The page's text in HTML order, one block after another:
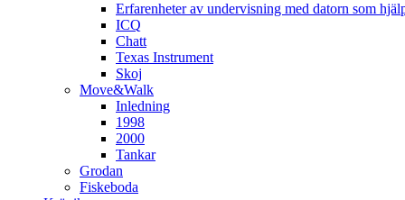
Erfarenheter av undervisning med datorn som
ICQ
Chatt
Texas Instrument
Skoj
Move&Walk
Inledning
1998
2000
Tankar
Grodan
Fiskeboda